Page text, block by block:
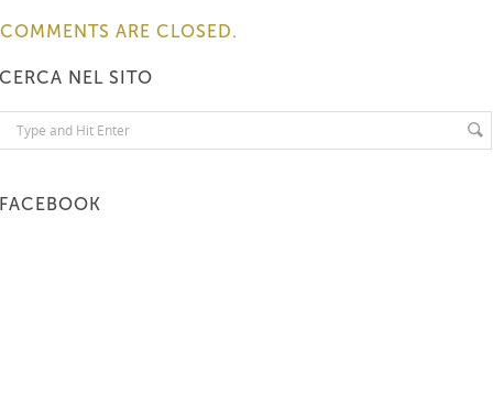
COMMENTS ARE CLOSED.
CERCA NEL SITO
FACEBOOK